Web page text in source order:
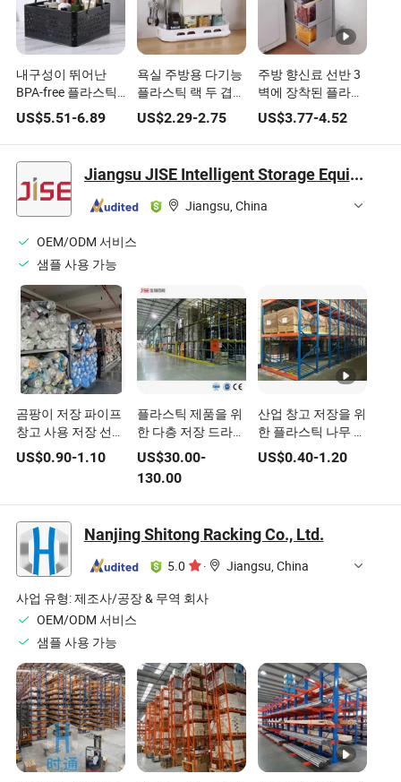
내구성이 뛰어난
BPA-free 플라스틱
SPA 저장 캐디, 플립
업 크롬 핸들, 쌓을
수 있는 용기, 화장
품 바디 워시 욕실
저장 선반
Hh008_12
US$5.51-6.89
욕실 주방용 다기능
플라스틱 랙 두 겹
내구성 Hh008_6
US$2.29-2.75
주방 향신료 선반 3
벽에 장착된 플라스
틱 조미료 상자
Kw025_4
US$3.77-4.52
Jiangsu JISE Intelligent Storage Equipment Co., Ltd.
Jiangsu, China
OEM/ODM 서비스
샘플 사용 가능
곰팡이 저장 파이프
창고 사용 저장 선반
강철 플라스틱 나무
팔레트 덱시온 산업
이식 랙 중량용 금속
선반
US$0.90-1.10
플라스틱 제품을 위
한 다층 저장 드라이
브인 랙 창고 시스템
US$30.00-
130.00
산업 창고 저장을 위
한 플라스틱 나무 강
철 팔레트가 있는 중
력 팔레트 랙
US$0.40-1.20
Nanjing Shitong Racking Co., Ltd.
5.0 ·
Jiangsu, China
사업 유형:제조사/공장 & 무역 회사
OEM/ODM 서비스
샘플 사용 가능